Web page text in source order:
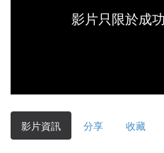
影片只限於成
影片資訊 分享 收藏